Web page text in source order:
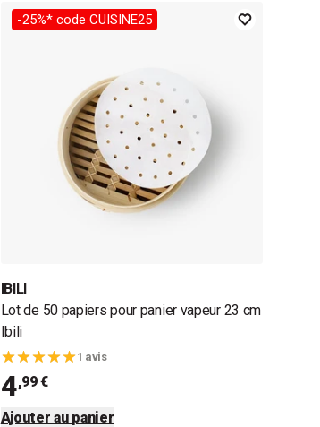
-25%* code CUISINE25
IBILI
Lot de 50 papiers pour panier vapeur 23 cm
Ibili
1 avis
4,99 €
Ajouter au panier